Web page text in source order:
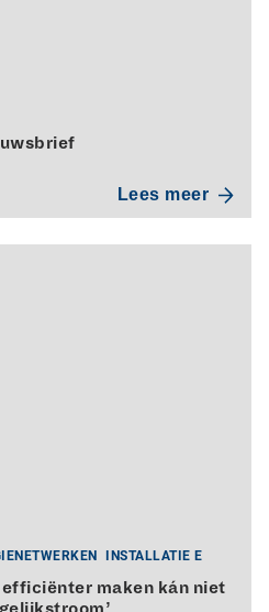
Lees meer
INSTALLATIE E
maken kán niet